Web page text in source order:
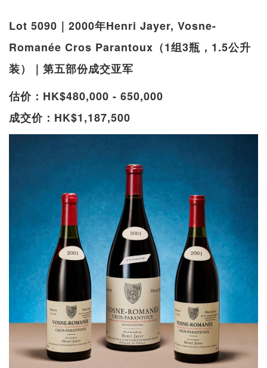
Lot 5090｜2000年Henri Jayer, Vosne-
Romanée Cros Parantoux（1组3瓶，1.5公升
装）｜第五部份成交亚军
估价：HK$480,000 - 650,000
成交价：HK$1,187,500